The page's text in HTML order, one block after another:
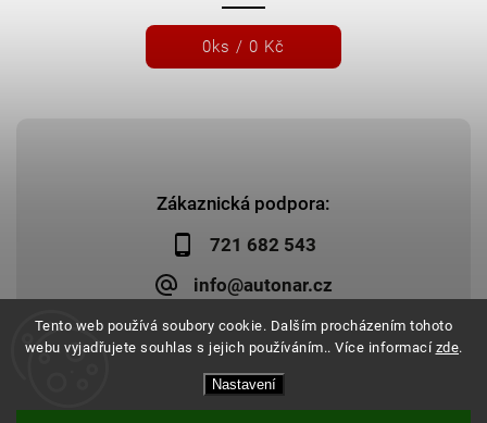
Tento web používá soubory cookie. Dalším procházením tohoto
webu vyjadřujete souhlas s jejich používáním.. Více informací zde.
Nastavení
Zákaznická podpora:
721 682 543
info@autonar.cz
0ks / 0 Kč
Autonar.cz. Všechna práva vyhrazena.